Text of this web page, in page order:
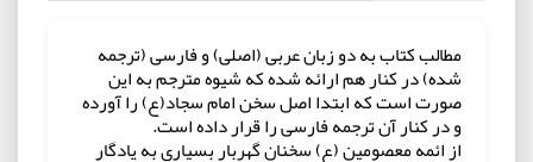
مطالب کتاب به دو زبان عربی (اصلی) و فارسی (ترجمه
شده) در کنار هم ارائه شده که شیوه مترجم به این
صورت است که ابتدا اصل سخن امام سجاد(ع) را آورده
و در کنار آن ترجمه فارسی را قرار داده است.
از ائمه معصومین (ع) سخنان گهربار بسیاری به یادگار